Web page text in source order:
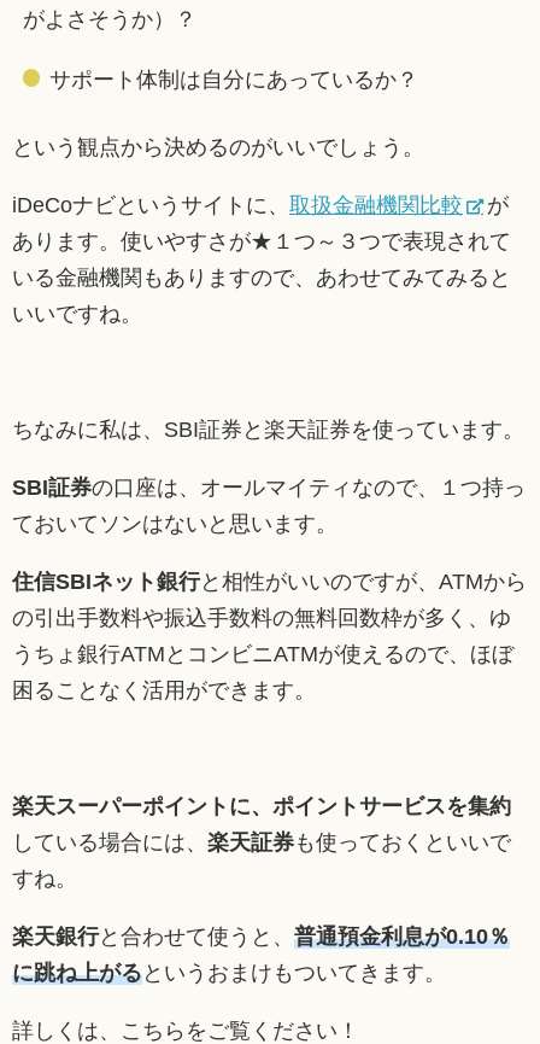
がよさそうか）？
サポート体制は自分にあっているか？
という観点から決めるのがいいでしょう。
iDeCoナビというサイトに、 取扱金融機関比較
が
あります。使いやすさが★１つ～３つで表現されて
いる金融機関もありますので、あわせてみてみると
いいですね。
ちなみに私は、SBI証券と楽天証券を使っています。
SBI証券の口座は、オールマイティなので、１つ持っ
ておいてソンはないと思います。
住信SBIネット銀行と相性がいいのですが、ATMから
の引出手数料や振込手数料の無料回数枠が多く、ゆ
うちょ銀行ATMとコンビニATMが使えるので、ほぼ
困ることなく活用ができます。
楽天スーパーポイントに、ポイントサービスを集約
している場合には、 楽天証券も使っておくといいで
すね。
楽天銀行と合わせて使うと、 普通預金利息が0.10％
に跳ね上がるというおまけもついてきます。
詳しくは、こちらをご覧ください！